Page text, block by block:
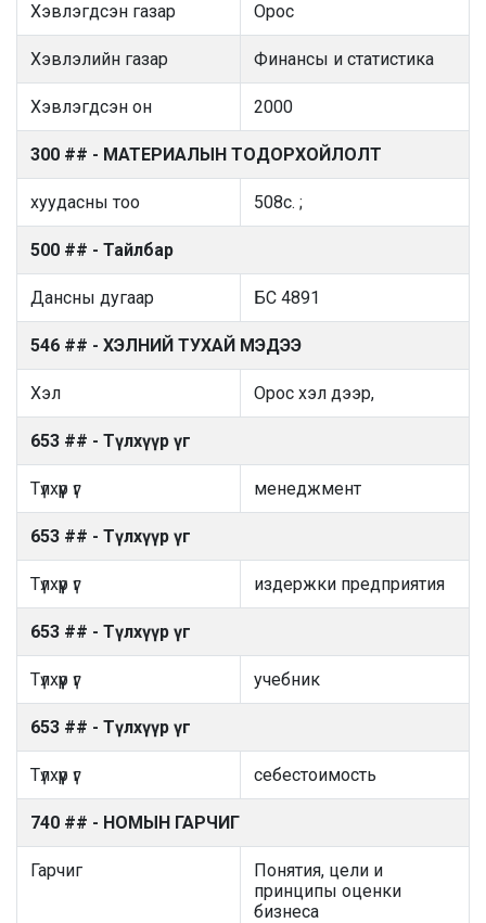
Хэвлэгдсэн газар Орос
Хэвлэлийн газар Финансы и статистика
Хэвлэгдсэн он 2000
300 ## - МАТЕРИАЛЫН ТОДОРХОЙЛОЛТ
хуудасны тоо 508с. ;
500 ## - Тайлбар
Дансны дугаар БС 4891
546 ## - ХЭЛНИЙ ТУХАЙ МЭДЭЭ
Хэл Орос хэл дээр,
653 ## - Түлхүүр үг
Түлхүүр үг менеджмент
653 ## - Түлхүүр үг
Түлхүүр үг издержки предприятия
653 ## - Түлхүүр үг
Түлхүүр үг учебник
653 ## - Түлхүүр үг
Түлхүүр үг себестоимость
740 ## - НОМЫН ГАРЧИГ
Гарчиг
Понятия, цели и
принципы оценки
бизнеса